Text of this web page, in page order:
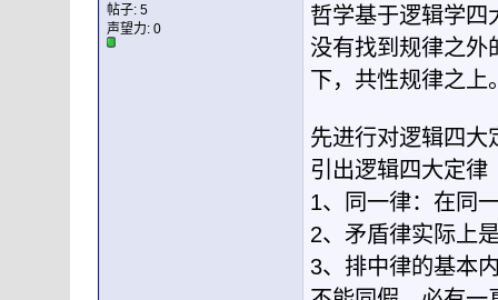
帖子: 5
声望力: 0
哲学基于逻辑学四
没有找到规律之外
下，共性规律之上
先进行对逻辑四大
引出逻辑四大定律
1、同一律：在同
2、矛盾律实际上
3、排中律的基本